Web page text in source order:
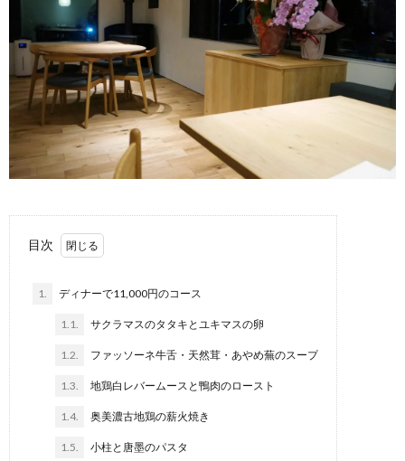
目次
1. ディナーで11,000円のコース
1.1. サクラマスのタタキとユキマスの卵
1.2. ファッソーネ牛舌・天然茸・あやめ蕪のスープ
1.3. 地鶏白レバームースと鴨肉のロースト
1.4. 奥美濃古地鶏の薪火焼き
1.5. 小柱と唐墨のパスタ